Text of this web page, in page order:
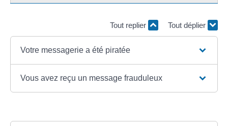
Tout replier Tout déplier
Votre messagerie a été piratée
Vous avez reçu un message frauduleux